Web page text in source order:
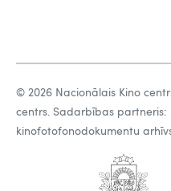
© 2026 Nacionālais Kino
centrs. Sadarbības partneris:
kinofotofonodokumentu